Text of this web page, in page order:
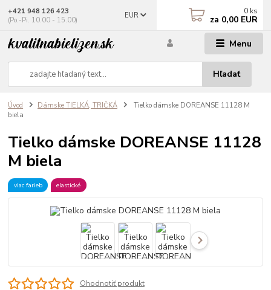
Menu
EUR
Hľadať
+421 948 126 423
(Po.-Pi. 10.00 - 15.00)
0 ks
za 0,00 EUR
Úvod Dámske TIELKÁ, TRIČKÁ
Tielko dámske DOREANSE 11128 M
biela
Tielko dámske DOREANSE 11128
M biela
viac farieb elastické
Ohodnotiť produkt